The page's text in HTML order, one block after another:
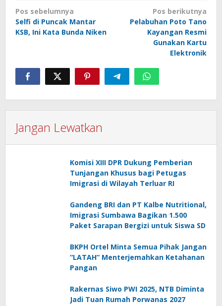
Navigasi
pos
Pos sebelumnya
Selfi di Puncak Mantar
KSB, Ini Kata Bunda Niken
Pos berikutnya
Pelabuhan Poto Tano
Kayangan Resmi
Gunakan Kartu
Elektronik
Jangan Lewatkan
Komisi XIII DPR Dukung Pemberian
Tunjangan Khusus bagi Petugas
Imigrasi di Wilayah Terluar RI
Gandeng BRI dan PT Kalbe Nutritional,
Imigrasi Sumbawa Bagikan 1.500
Paket Sarapan Bergizi untuk Siswa SD
BKPH Ortel Minta Semua Pihak Jangan
“LATAH” Menterjemahkan Ketahanan
Pangan
Rakernas Siwo PWI 2025, NTB Diminta
Jadi Tuan Rumah Porwanas 2027